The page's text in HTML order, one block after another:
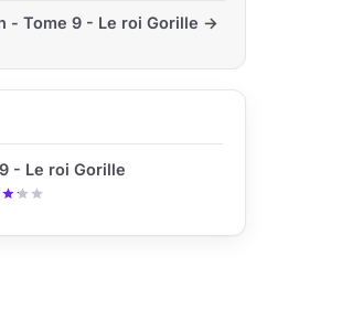
- Le roi Gorille
- Tome 9 - Le roi Gorille →